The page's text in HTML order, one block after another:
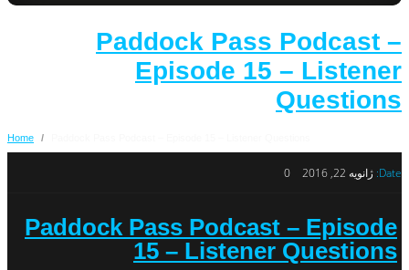
Paddock Pass Podcast –
Episode 15 – Listener
Questions
Home /
Date: ژانویه 22, 2016 0
Paddock Pass Podcast – Episode
15 – Listener Questions